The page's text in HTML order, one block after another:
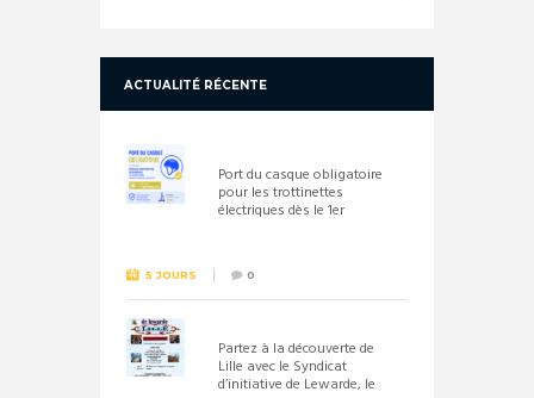
ACTUALITÉ RÉCENTE
Port du casque obligatoire
pour les trottinettes
électriques dès le 1er
5 JOURS 0
Partez à la découverte de
Lille avec le Syndicat
d’initiative de Lewarde, le